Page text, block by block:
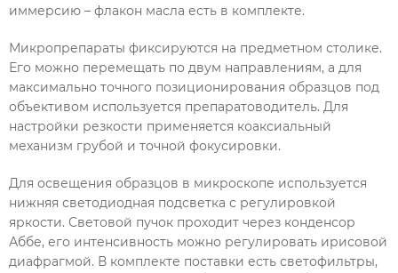
иммерсию – флакон масла есть в комплекте.
Микропрепараты фиксируются на предметном столике.
Его можно перемещать по двум направлениям, а для
максимально точного позиционирования образцов под
объективом используется препаратоводитель. Для
настройки резкости применяется коаксиальный
механизм грубой и точной фокусировки.
Для освещения образцов в микроскопе используется
нижняя светодиодная подсветка с регулировкой
яркости. Световой пучок проходит через конденсор
Аббе, его интенсивность можно регулировать ирисовой
диафрагмой. В комплекте поставки есть светофильтры,